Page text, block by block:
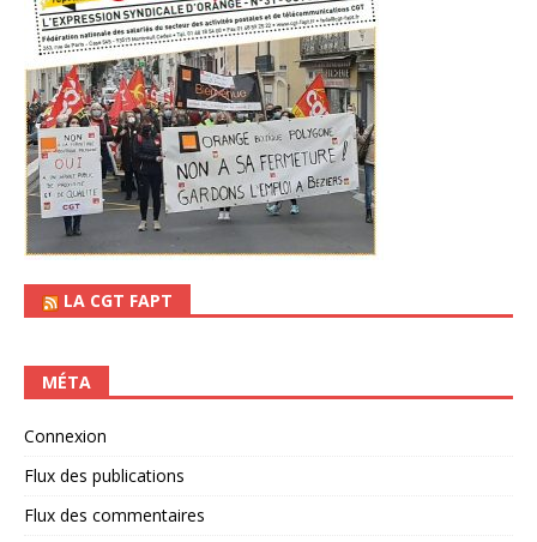
LA CGT FAPT
MÉTA
Connexion
Flux des publications
Flux des commentaires